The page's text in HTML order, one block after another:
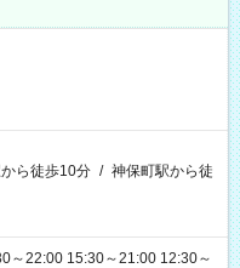
ら徒歩10分 / 神保町駅から徒
～22:00 15:30～21:00 12:30～